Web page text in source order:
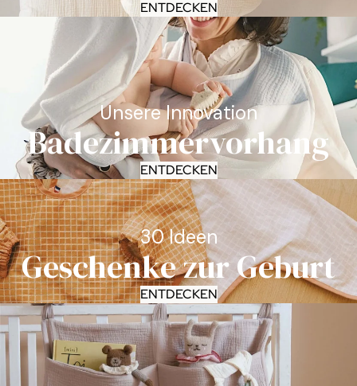
ENTDECKEN
Unsere Innovation
Badezimmervorhang
ENTDECKEN
30 Ideen
Geschenke zur Geburt
ENTDECKEN